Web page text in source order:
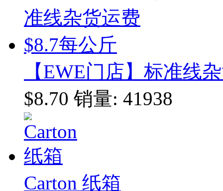
【EWE门店】标准线
$8.70 销量: 41938
Carton 纸箱